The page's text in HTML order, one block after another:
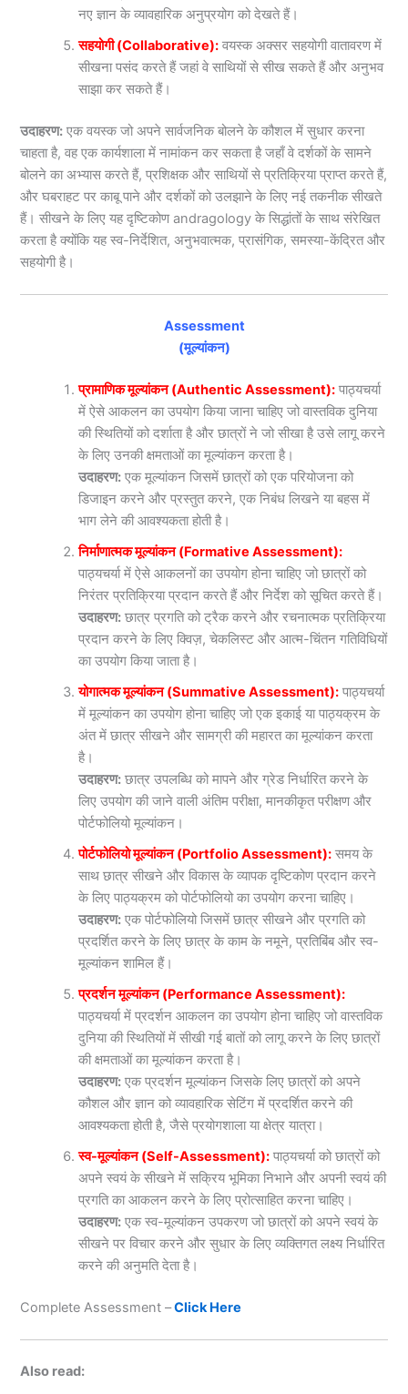
नए ज्ञान के व्यावहारिक अनुप्रयोग को देखते हैं।
सहयोगी (Collaborative): वयस्क अक्सर सहयोगी वातावरण में
सीखना पसंद करते हैं जहां वे साथियों से सीख सकते हैं और अनुभव
साझा कर सकते हैं।
उदाहरण: एक वयस्क जो अपने सार्वजनिक बोलने के कौशल में सुधार करना
चाहता है, वह एक कार्यशाला में नामांकन कर सकता है जहाँ वे दर्शकों के सामने
बोलने का अभ्यास करते हैं, प्रशिक्षक और साथियों से प्रतिक्रिया प्राप्त करते हैं,
और घबराहट पर काबू पाने और दर्शकों को उलझाने के लिए नई तकनीक सीखते
हैं। सीखने के लिए यह दृष्टिकोण andragology के सिद्धांतों के साथ संरेखित
करता है क्योंकि यह स्व-निर्देशित, अनुभवात्मक, प्रासंगिक, समस्या-केंद्रित और
सहयोगी है।
Assessment
(मूल्यांकन)
प्रामाणिक मूल्यांकन (Authentic Assessment): पाठ्यचर्या
में ऐसे आकलन का उपयोग किया जाना चाहिए जो वास्तविक दुनिया
की स्थितियों को दर्शाता है और छात्रों ने जो सीखा है उसे लागू करने
के लिए उनकी क्षमताओं का मूल्यांकन करता है।
उदाहरण: एक मूल्यांकन जिसमें छात्रों को एक परियोजना को
डिजाइन करने और प्रस्तुत करने, एक निबंध लिखने या बहस में
भाग लेने की आवश्यकता होती है।
निर्माणात्मक मूल्यांकन (Formative Assessment):
पाठ्यचर्या में ऐसे आकलनों का उपयोग होना चाहिए जो छात्रों को
निरंतर प्रतिक्रिया प्रदान करते हैं और निर्देश को सूचित करते हैं।
उदाहरण: छात्र प्रगति को ट्रैक करने और रचनात्मक प्रतिक्रिया
प्रदान करने के लिए क्विज़, चेकलिस्ट और आत्म-चिंतन गतिविधियों
का उपयोग किया जाता है।
योगात्मक मूल्यांकन (Summative Assessment): पाठ्यचर्या
में मूल्यांकन का उपयोग होना चाहिए जो एक इकाई या पाठ्यक्रम के
अंत में छात्र सीखने और सामग्री की महारत का मूल्यांकन करता
है।
उदाहरण: छात्र उपलब्धि को मापने और ग्रेड निर्धारित करने के
लिए उपयोग की जाने वाली अंतिम परीक्षा, मानकीकृत परीक्षण और
पोर्टफोलियो मूल्यांकन।
पोर्टफोलियो मूल्यांकन (Portfolio Assessment): समय के
साथ छात्र सीखने और विकास के व्यापक दृष्टिकोण प्रदान करने
के लिए पाठ्यक्रम को पोर्टफोलियो का उपयोग करना चाहिए।
उदाहरण: एक पोर्टफोलियो जिसमें छात्र सीखने और प्रगति को
प्रदर्शित करने के लिए छात्र के काम के नमूने, प्रतिबिंब और स्व-
मूल्यांकन शामिल हैं।
प्रदर्शन मूल्यांकन (Performance Assessment):
पाठ्यचर्या में प्रदर्शन आकलन का उपयोग होना चाहिए जो वास्तविक
दुनिया की स्थितियों में सीखी गई बातों को लागू करने के लिए छात्रों
की क्षमताओं का मूल्यांकन करता है।
उदाहरण: एक प्रदर्शन मूल्यांकन जिसके लिए छात्रों को अपने
कौशल और ज्ञान को व्यावहारिक सेटिंग में प्रदर्शित करने की
आवश्यकता होती है, जैसे प्रयोगशाला या क्षेत्र यात्रा।
स्व-मूल्यांकन (Self-Assessment): पाठ्यचर्या को छात्रों को
अपने स्वयं के सीखने में सक्रिय भूमिका निभाने और अपनी स्वयं की
प्रगति का आकलन करने के लिए प्रोत्साहित करना चाहिए।
उदाहरण: एक स्व-मूल्यांकन उपकरण जो छात्रों को अपने स्वयं के
सीखने पर विचार करने और सुधार के लिए व्यक्तिगत लक्ष्य निर्धारित
करने की अनुमति देता है।
Complete Assessment –Click Here
Also read: